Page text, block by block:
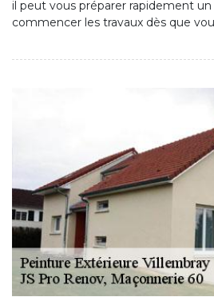
il peut vous préparer rapidement
commencer les travaux dès que